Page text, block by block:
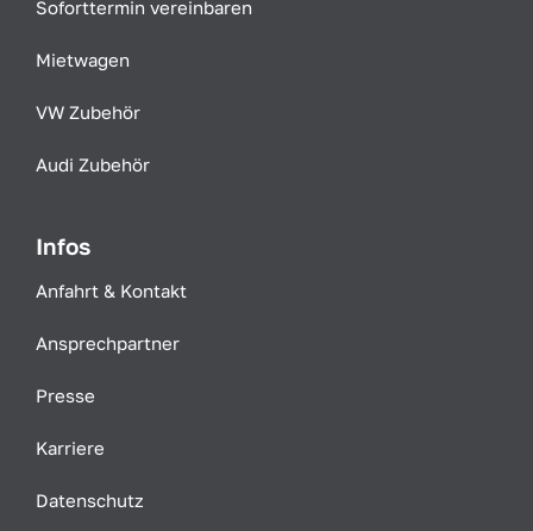
Soforttermin vereinbaren
Mietwagen
VW Zubehör
Audi Zubehör
Infos
Anfahrt & Kontakt
Ansprechpartner
Presse
Karriere
Datenschutz